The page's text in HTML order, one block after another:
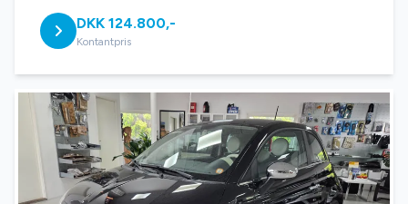
DKK 124.800,-
Kontantpris